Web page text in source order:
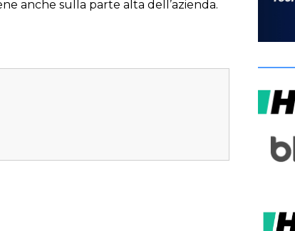
anche sulla parte alta dell’azienda.